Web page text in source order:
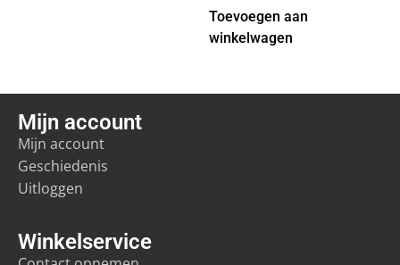
Toevoegen aan
winkelwagen
Winkelservice
Mijn account
Mijn account
Geschiedenis
Uitloggen